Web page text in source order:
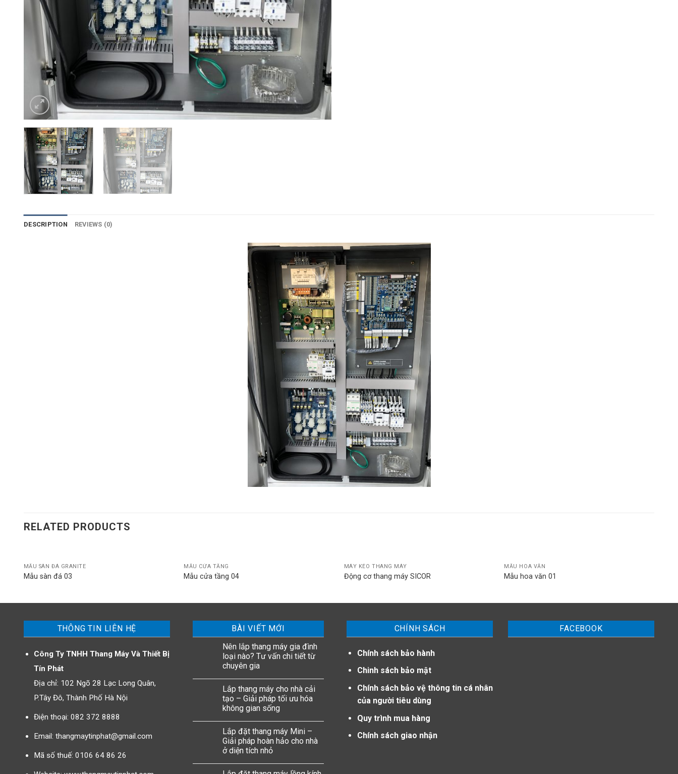
DESCRIPTION REVIEWS (0)
RELATED PRODUCTS
MẪU SÀN ĐÁ GRANITE
Mẫu sàn đá 03
MẪU CỬA TẦNG
Mẫu cửa tầng 04
MÁY KÉO THANG MÁY
Động cơ thang máy SICOR
MẪU HOA VĂN
Mẫu hoa văn 01
THÔNG TIN LIÊN HỆ
Công Ty TNHH Thang Máy Và Thiết Bị
Tín Phát
Địa chỉ: 102 Ngõ 28 Lạc Long Quân,
P.Tây Đô, Thành Phố Hà Nội
Điện thoại: 082 372 8888
Email: thangmaytinphat@gmail.com
Mã số thuế: 0106 64 86 26
BÀI VIẾT MỚI
Nên lắp thang máy gia đình
loại nào? Tư vấn chi tiết từ
chuyên gia
Lắp thang máy cho nhà cải
tạo – Giải pháp tối ưu hóa
không gian sống
Lắp đặt thang máy Mini –
Giải pháp hoàn hảo cho nhà
ở diện tích nhỏ
CHÍNH SÁCH
Chính sách bảo hành
Chinh sách bảo mật
Chính sách bảo vệ thông tin cá nhân
của người tiêu dùng
Quy trình mua hàng
Chính sách giao nhận
FACEBOOK